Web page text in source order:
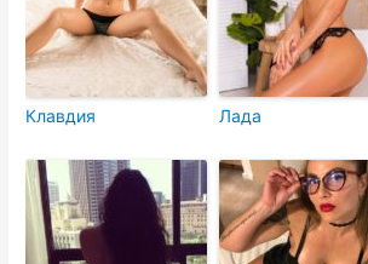
Клавдия Лада